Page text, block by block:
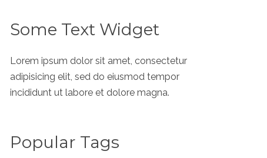
Some Text Widget
Lorem ipsum dolor sit amet, consectetur
adipisicing elit, sed do eiusmod tempor
incididunt ut labore et dolore magna.
Popular Tags